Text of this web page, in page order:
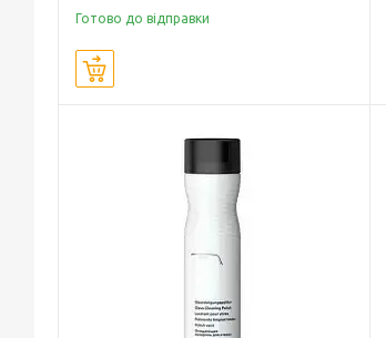
Готово до відправки